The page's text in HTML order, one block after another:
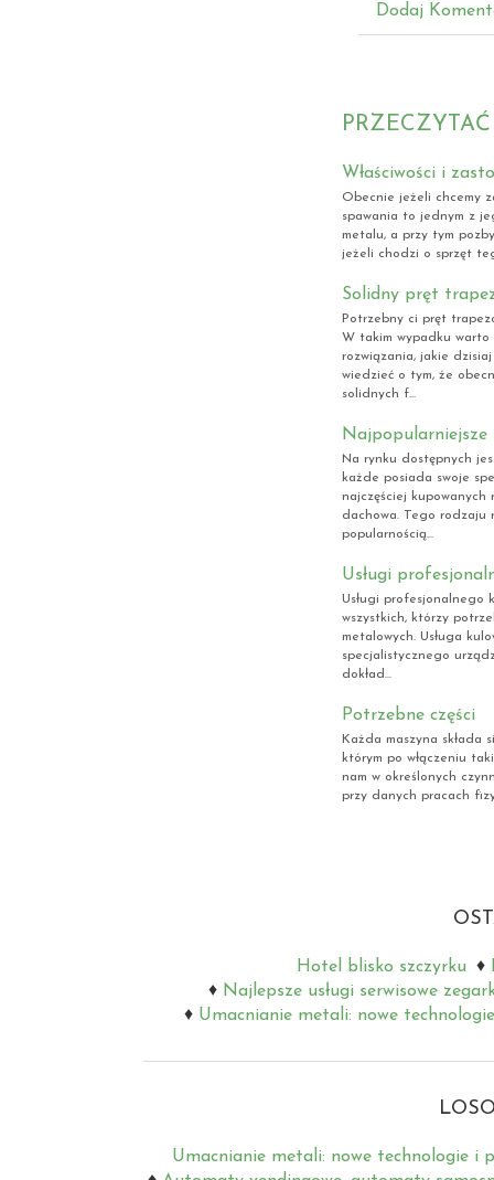
Dodaj
Właściwości i
Obecnie jeżeli chcemy
spawania to jednym z
metalu, a przy tym
jeżeli chodzi o sprzęt
Solidny pręt
Potrzebny ci pręt
W takim wypadku warto
rozwiązania, jakie
wiedzieć o tym, że
solidnych f...
Najpopularniejsze
Na rynku dostępnych
każde posiada swoje
najczęściej
dachowa. Tego rodzaju
popularnością...
Usługi
Usługi profesjonalnego
wszystkich, którzy
metalowych. Usługa
specjalistycznego
dokład...
Potrzebne części
Każda maszyna składa
którym po włączeniu
nam w określonych
przy danych pracach
Hotel blisko szczyrku
Najlepsze usługi serwisowe
Umacnianie metali: nowe
Umacnianie metali: nowe technologie i